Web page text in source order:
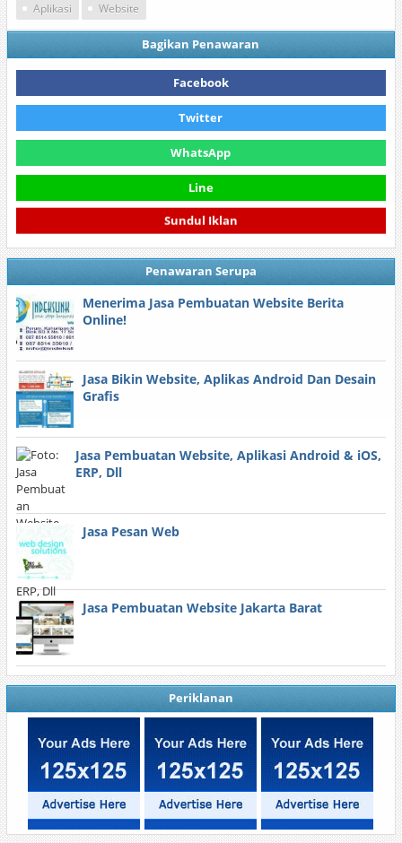
Aplikasi Website
Bagikan Penawaran
Facebook
Twitter
WhatsApp
Line
Sundul Iklan
Penawaran Serupa
Menerima Jasa Pembuatan Website Berita
Online!
Jasa Bikin Website, Aplikas Android Dan Desain
Grafis
Jasa Pembuatan Website, Aplikasi Android & iOS,
ERP, Dll
Jasa Pesan Web
Jasa Pembuatan Website Jakarta Barat
Periklanan